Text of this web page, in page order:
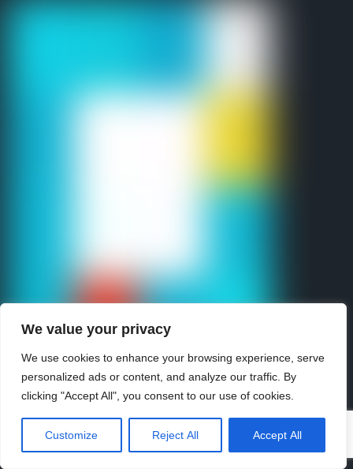
We value your privacy
We use cookies to enhance your browsing experience, serve
personalized ads or content, and analyze our traffic. By
clicking "Accept All", you consent to our use of cookies.
Customize Reject All Accept All
sportif ! Retrouvez toutes les infos et les plannings : cliquez